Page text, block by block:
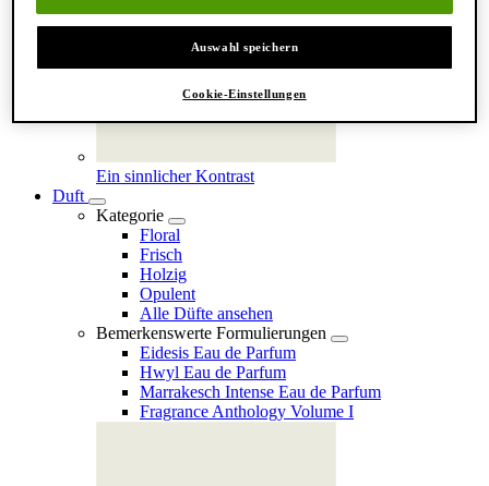
Ein sinnlicher Kontrast
Duft
Kategorie
Floral
Frisch
Holzig
Opulent
Alle Düfte ansehen
Bemerkenswerte Formulierungen
Eidesis Eau de Parfum
Hwyl Eau de Parfum
Marrakesch Intense Eau de Parfum
Fragrance Anthology Volume I
Auswahl speichern
Cookie-Einstellungen